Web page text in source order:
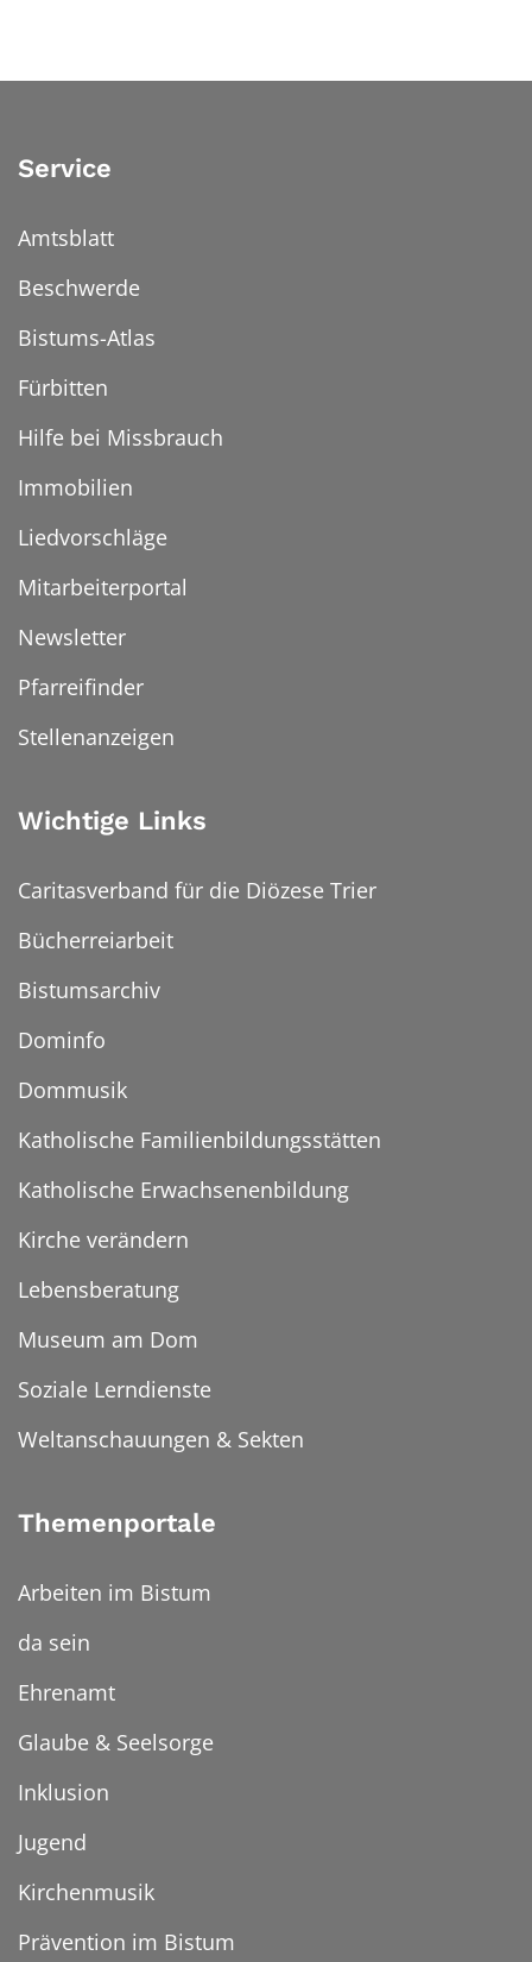
Service
Amtsblatt
Beschwerde
Bistums-Atlas
Fürbitten
Hilfe bei Missbrauch
Immobilien
Liedvorschläge
Mitarbeiterportal
Newsletter
Pfarreifinder
Stellenanzeigen
Wichtige Links
Caritasverband für die Diözese Trier
Bücherreiarbeit
Bistumsarchiv
Dominfo
Dommusik
Katholische Familienbildungsstätten
Katholische Erwachsenenbildung
Kirche verändern
Lebensberatung
Museum am Dom
Soziale Lerndienste
Weltanschauungen & Sekten
Themenportale
Arbeiten im Bistum
da sein
Ehrenamt
Glaube & Seelsorge
Inklusion
Jugend
Kirchenmusik
Prävention im Bistum